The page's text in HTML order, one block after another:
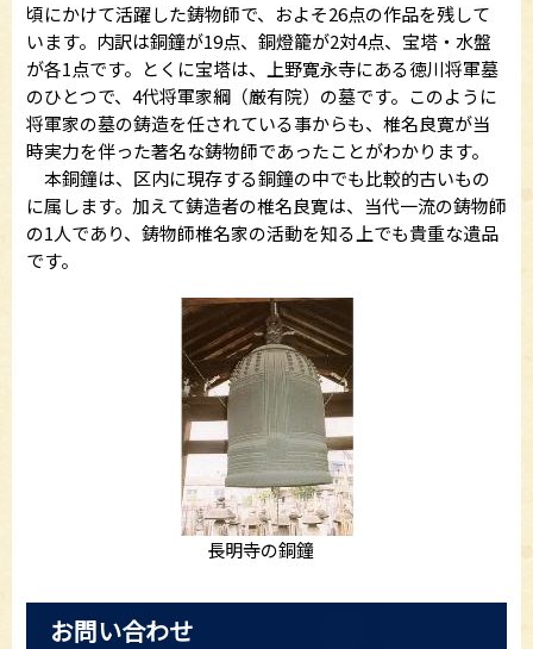
頃にかけて活躍した鋳物師で、およそ26点の作品を残して
います。内訳は銅鐘が19点、銅燈籠が2対4点、宝塔・水盤
が各1点です。とくに宝塔は、上野寛永寺にある徳川将軍墓
のひとつで、4代将軍家綱（厳有院）の墓です。このように
将軍家の墓の鋳造を任されている事からも、椎名良寛が当
時実力を伴った著名な鋳物師であったことがわかります。
本銅鐘は、区内に現存する銅鐘の中でも比較的古いもの
に属します。加えて鋳造者の椎名良寛は、当代一流の鋳物師
の1人であり、鋳物師椎名家の活動を知る上でも貴重な遺品
です。
長明寺の銅鐘
お問い合わせ